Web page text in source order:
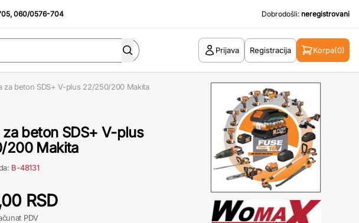
,060/0576-704 Dobrodošli: neregistrovani
Prijava Registracija Korpa(0)
za beton SDS+ V-plus 22/250/200 Makita
za beton SDS+ V-plus
200 Makita
B-48131
RSD
PDV